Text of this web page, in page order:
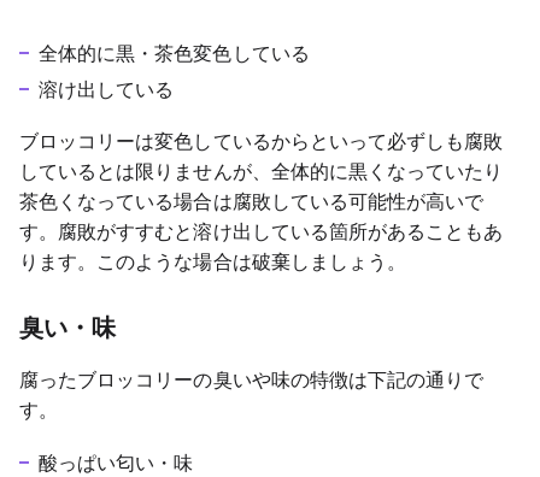
全体的に黒・茶色変色している
溶け出している
ブロッコリーは変色しているからといって必ずしも腐敗
しているとは限りませんが、全体的に黒くなっていたり
茶色くなっている場合は腐敗している可能性が高いで
す。腐敗がすすむと溶け出している箇所があることもあ
ります。このような場合は破棄しましょう。
臭い・味
腐ったブロッコリーの臭いや味の特徴は下記の通りで
す。
酸っぱい匂い・味